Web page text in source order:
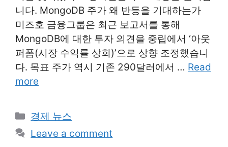
니다. MongoDB 주가 왜 반등을 기대하는가
미즈호 금융그룹은 최근 보고서를 통해
MongoDB에 대한 투자 의견을 중립에서 ‘아웃
퍼폼(시장 수익률 상회)’으로 상향 조정했습니
다. 목표 주가 역시 기존 290달러에서 … Read
more
Categories
경제 뉴스
Leave a comment